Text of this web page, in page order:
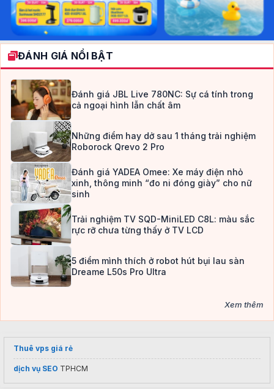
ĐÁNH GIÁ NỔI BẬT
Đánh giá JBL Live 780NC: Sự cá tính trong
cả ngoại hình lẫn chất âm
Những điểm hay dở sau 1 tháng trải nghiệm
Roborock Qrevo 2 Pro
Đánh giá YADEA Omee: Xe máy điện nhỏ
xinh, thông minh “đo ni đóng giày” cho nữ
sinh
Trải nghiệm TV SQD-MiniLED C8L: màu sắc
rực rỡ chưa từng thấy ở TV LCD
5 điểm mình thích ở robot hút bụi lau sàn
Dreame L50s Pro Ultra
Xem thêm
Thuê vps giá rẻ
dịch vụ SEO TPHCM